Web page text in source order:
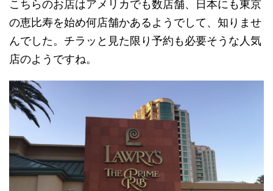
こちらのお店はアメリカでも数店舗、日本にも東京
の恵比寿を始め何店舗かあるようでして、知りませ
んでした。チラッと見た限り予約も必要そうな人気
店のようですね。